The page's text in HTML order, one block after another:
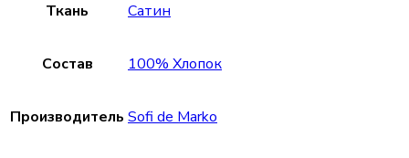
Ткань Сатин
Состав 100% Хлопок
Производитель Sofi de Marko